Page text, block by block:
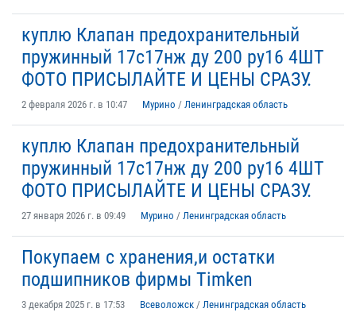
куплю Клапан предохранительный
пружинный 17с17нж ду 200 ру16 4ШТ
ФОТО ПРИСЫЛАЙТЕ И ЦЕНЫ СРАЗУ.
2 февраля 2026 г. в 10:47 Мурино / Ленинградская область
куплю Клапан предохранительный
пружинный 17с17нж ду 200 ру16 4ШТ
ФОТО ПРИСЫЛАЙТЕ И ЦЕНЫ СРАЗУ.
27 января 2026 г. в 09:49 Мурино / Ленинградская область
Покупаем с хранения,и остатки
подшипников фирмы Timken
3 декабря 2025 г. в 17:53 Всеволожск / Ленинградская область